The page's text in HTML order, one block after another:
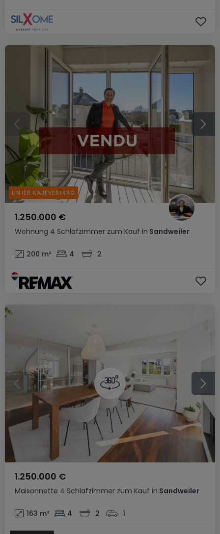
Wohnung 4 Schlafzimmer zum Kauf in Sandweiler
1.250.000 €
200 m² 4 2
UNTER KAUFVERTRAG
Maisonnette 4 Schlafzimmer zum Kauf in Sandweiler
1.250.000 €
163 m² 4 2 1